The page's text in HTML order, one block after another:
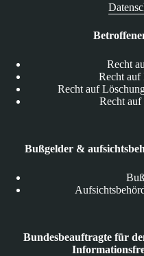
Recht
Recht auf
Recht auf
Recht auf
Bußgelder &
Bundesbeauftragte für